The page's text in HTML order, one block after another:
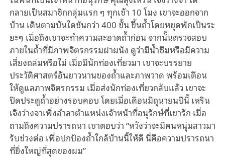
กลายเป็นสมาชิกกลุ่มแรก ๆ ทุกเช้า 10 โมง เขาจะออกจาก
บ้าน เดินตามบันไดชันกว่า 400 ขั้น ขึ้นถ้ำโดยหยุดพักเป็นระ
ยะๆ เมื่อถึงเขาจะทำความสะอาดถ้ำก่อน จากนั้นตรวจสอบ
ภายในถ้ำที่มีภาพจิตรกรรมฝาผนัง ดูว่ามีน้ำซึมหรือมีความ
เสี่ยงถล่มหรือไม่ เมื่อมีนักท่องเที่ยวมา เขาจะบรรยาย
ประวัติศาสตร์อันยาวนานของถ้ำและภาพวาด พร้อมเตือน
ให้ดูแลภาพจิตรกรรม เมื่อส่งนักท่องเที่ยวกลับแล้ว เขาจะ
ปิดประตูถ้ำอย่างรอบคอบ โดยเมื่อเดือนมิถุนายนปีนี้ เหริน
เจิงว่างจาเพิ่งอำลาตำแหน่งเจ้าหน้าที่อนุรักษ์ที่เขารัก เมื่อ
ถามถึงความปรารถนา เขาตอบว่า “หวังว่าจะมีคนหนุ่มสาวมา
รับช่วงต่อ เพื่อปกป้องถ้ำใกล้บ้านนี้ให้ดี นี่คือความปรารถนา
ที่ยิ่งใหญ่ที่สุดของผม”